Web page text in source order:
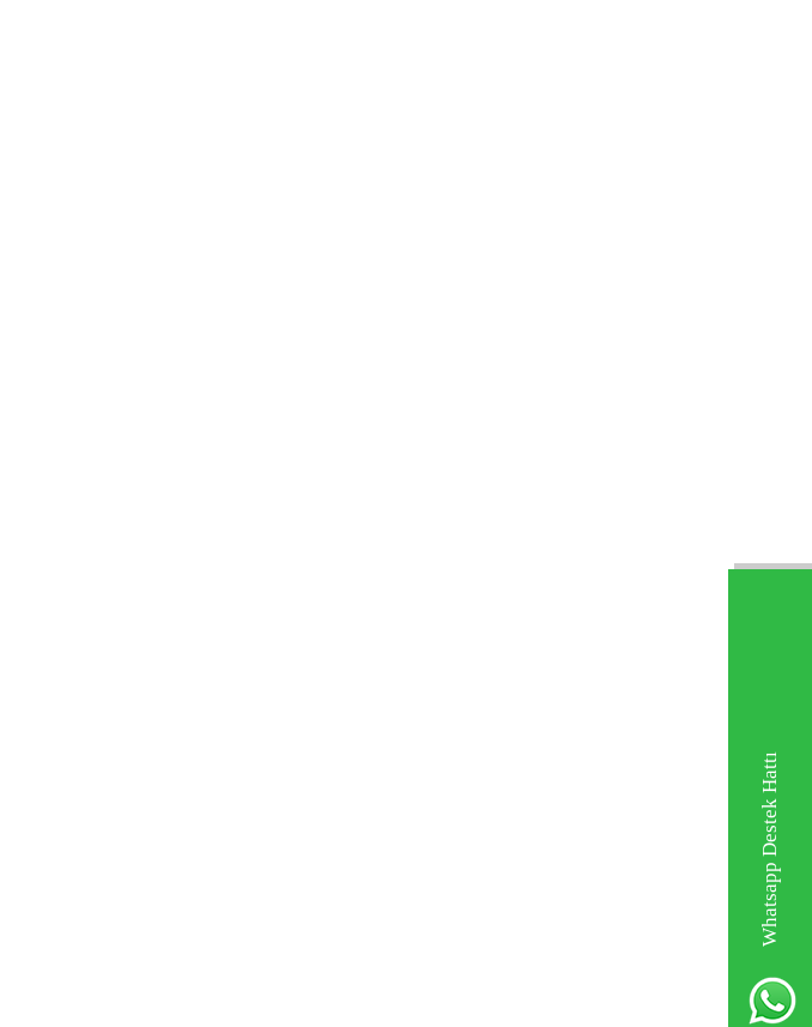
Whatsapp Destek Hattı